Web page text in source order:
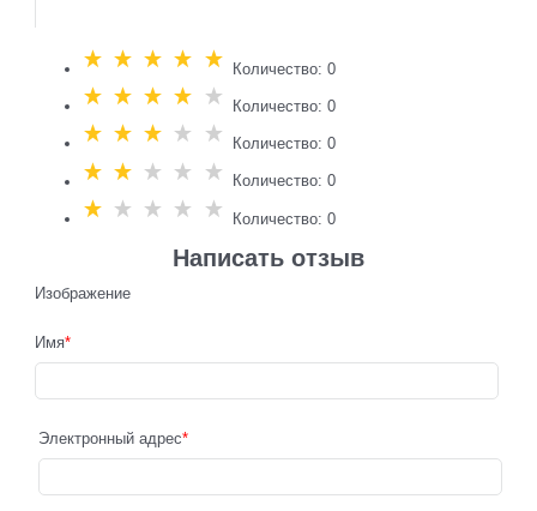
Количество: 0
Количество: 0
Количество: 0
Количество: 0
Количество: 0
Написать отзыв
Изображение
Имя
Электронный адрес